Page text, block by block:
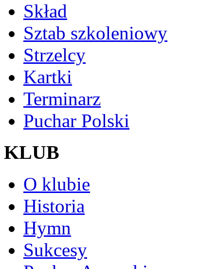
Skład
Sztab szkoleniowy
Strzelcy
Kartki
Terminarz
Puchar Polski
KLUB
O klubie
Historia
Hymn
Sukcesy